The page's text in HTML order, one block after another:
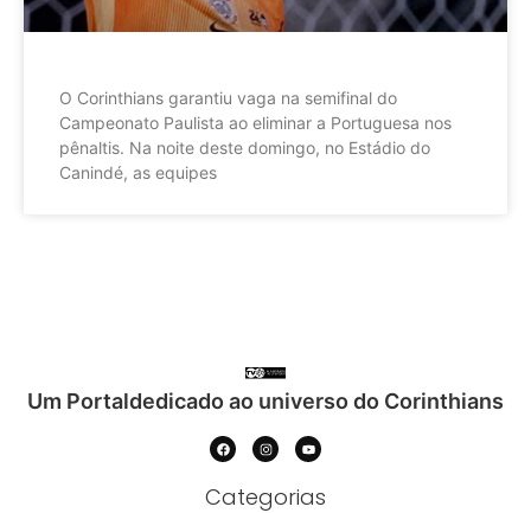
O Corinthians garantiu vaga na semifinal do
Campeonato Paulista ao eliminar a Portuguesa nos
pênaltis. Na noite deste domingo, no Estádio do
Canindé, as equipes
Um Portaldedicado ao universo do Corinthians
Categorias